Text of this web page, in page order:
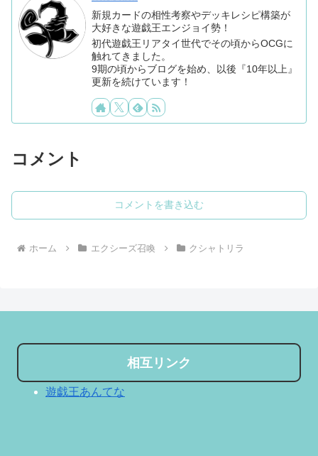
新規カードの相性考察やデッキレシピ構築が
大好きな遊戯王エンジョイ勢！
初代遊戯王リアタイ世代でその頃からOCGに
触れてきました。
9期の頃からブログを始め、以後『10年以上』
更新を続けています！
コメント
コメントを書き込む
ホーム エクシーズ召喚 クシャトリラ
相互リンク
遊戯王あんてな